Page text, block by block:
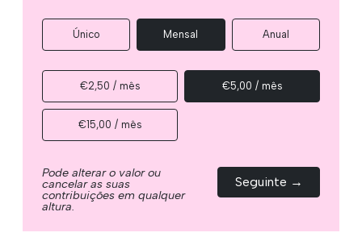
Único Mensal Anual
€2,50 / mês €5,00 / mês
€15,00 / mês
Pode alterar o valor ou
cancelar as suas
contribuições em qualquer
altura.
Seguinte →